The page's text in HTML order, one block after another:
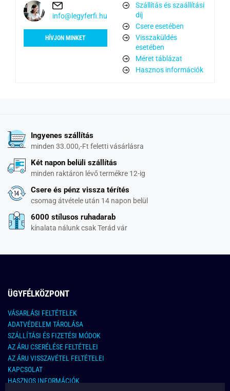
info@legyferfi.hu
HÍVJON MINKET
Szállítás és szaállítási
díj
Csere esetében
Visszaküldés
esetében
Méret táblázat
Hasznos információk
Ingyenes szállítás
minden 33.000,-Ft feletti vásárlásra
Két napon belüli szállítás
minden raktáron lévő termékre 12-ig
Csere és pénz vissza térítés
csomag átvétele után 14 napon belül
6000 stílusos ruhadarab
kínalata nálunk csak Terád vár
ÜGYFÉLKÖZPONT
VÁSARLÁSI FELTÉTELEK
ADATVÉDELEM TÁROLÁSA
SZÁLLÍTÁSI ÉS FIZETÉSI MÓDOK
AZ ÁRU CSERÉLÉSE FELTÉTELEI
AZ ÁRU VISSZAVÉTEL FELTÉTELEI
KAPCSOLAT
HASZNOS INFORMÁCIÓK